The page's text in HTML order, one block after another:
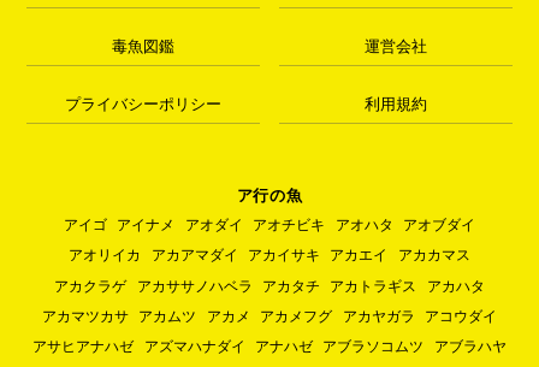
毒魚図鑑 運営会社
プライバシーポリシー 利用規約
ア行の魚
アイゴ アイナメ アオダイ アオチビキ アオハタ
アオブダイ
アオリイカ
アカアマダイ アカイサキ アカエイ
アカカマス
アカクラゲ
アカササノハベラ アカタチ アカトラギス
アカハタ
アカマツカサ
アカムツ アカメ アカメフグ アカヤガラ
アコウダイ
アサヒアナハゼ
アズマハナダイ アナハゼ アブラソコムツ
アブラハヤ